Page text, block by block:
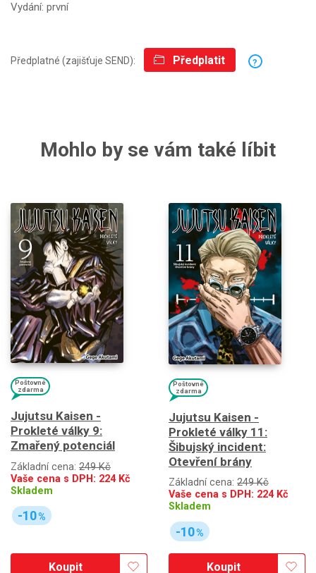
Vydání: první
Předplatné (zajišťuje SEND): Předplatit ?
Mohlo by se vám také líbit
Poštovné
zdarma
Jujutsu Kaisen -
Prokleté války 9:
Zmařený potenciál
Základní cena: 249 Kč
Vaše cena s DPH: 224Kč
Skladem
-10%
Koupit
Poštovné
zdarma
Jujutsu Kaisen -
Prokleté války 11:
Šibujský incident:
Otevření brány
Základní cena: 249 Kč
Vaše cena s DPH: 224Kč
Skladem
-10%
Koupit